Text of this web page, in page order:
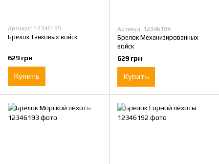
Артикул: 12346195
Брелок Танковых войск
629 грн
Купить
Артикул: 12346194
Брелок Механизированных
войск
629 грн
Купить